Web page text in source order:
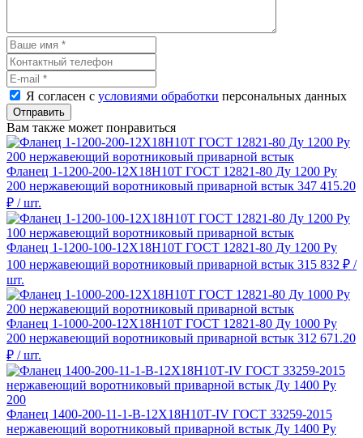
Я согласен с условиями обработки персональных данных
Отправить
Вам также может понравиться
Фланец 1-1200-200-12Х18Н10Т ГОСТ 12821-80 Ду 1200 Ру
200 нержавеющий воротниковый приварной встык 347 415.20
₽ / шт.
Фланец 1-1200-100-12Х18Н10Т ГОСТ 12821-80 Ду 1200 Ру
100 нержавеющий воротниковый приварной встык 315 832 ₽ /
шт.
Фланец 1-1000-200-12Х18Н10Т ГОСТ 12821-80 Ду 1000 Ру
200 нержавеющий воротниковый приварной встык 312 671.20
₽ / шт.
Фланец 1400-200-11-1-B-12Х18Н10Т-IV ГОСТ 33259-2015
нержавеющий воротниковый приварной встык Ду 1400 Ру